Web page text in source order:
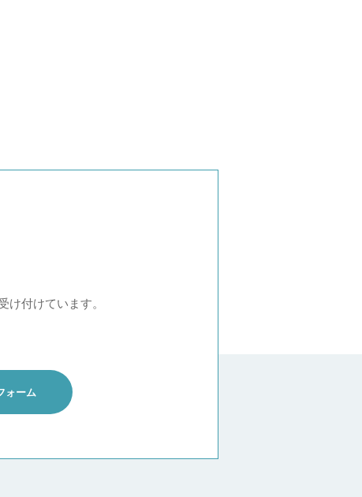
け付けています。
ォーム